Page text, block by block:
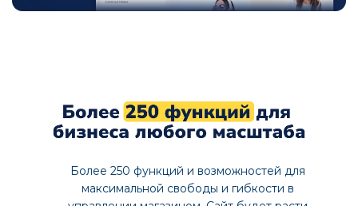
Более 250 функций и возможностей для
максимальной свободы и гибкости в